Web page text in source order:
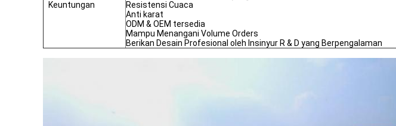
Keuntungan
Resistensi Cuaca
Anti karat
ODM & OEM tersedia
Mampu Menangani Volume Orders
Berikan Desain Profesional oleh Insinyur R & D yang Berpengalaman